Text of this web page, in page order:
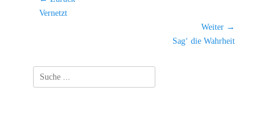
Vorheriger
Vernetzt
Weiter →
Sag‘ die Wahrheit
Suche
nach: